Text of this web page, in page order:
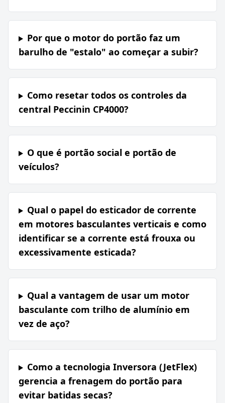
Por que o motor do portão faz um
barulho de "estalo" ao começar a subir?
Como resetar todos os controles da
central Peccinin CP4000?
O que é portão social e portão de
veículos?
Qual o papel do esticador de corrente
em motores basculantes verticais e como
identificar se a corrente está frouxa ou
excessivamente esticada?
Qual a vantagem de usar um motor
basculante com trilho de alumínio em
vez de aço?
Como a tecnologia Inversora (JetFlex)
gerencia a frenagem do portão para
evitar batidas secas?